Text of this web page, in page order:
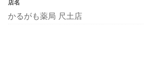
店名
かるがも薬局 尺土店